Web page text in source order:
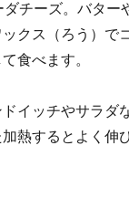
チーズ。バター
クス（ろう）で
食べます。
イッチやサラダ
熱するとよく伸